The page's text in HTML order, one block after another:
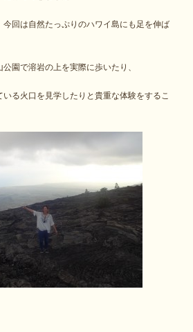
今回は自然たっぷりのハワイ島にも足を伸ば
園で溶岩の上を実際に歩いたり、
る火口を見学したりと貴重な体験をするこ